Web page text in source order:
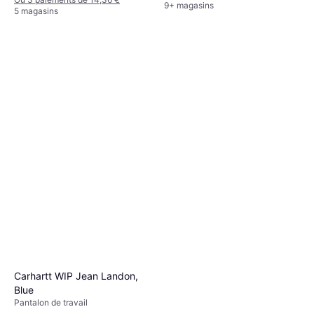
5 magasins
9+ magasins
Carhartt WIP Jean Landon,
Blue
Pantalon de travail